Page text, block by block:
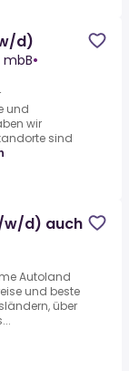
d)
•
und
wir
sind
w/d) auch
Autoland
und beste
über